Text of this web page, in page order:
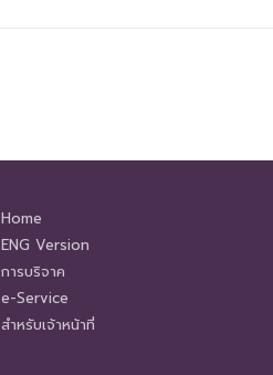
Home
ENG Version
การบริจาค
e-Service
สำหรับเจ้าหน้าที่